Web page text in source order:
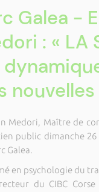
Galea -
: « LA
Medori, Maître de
public dimanche
Galea.
en psychologie du
du CIBC